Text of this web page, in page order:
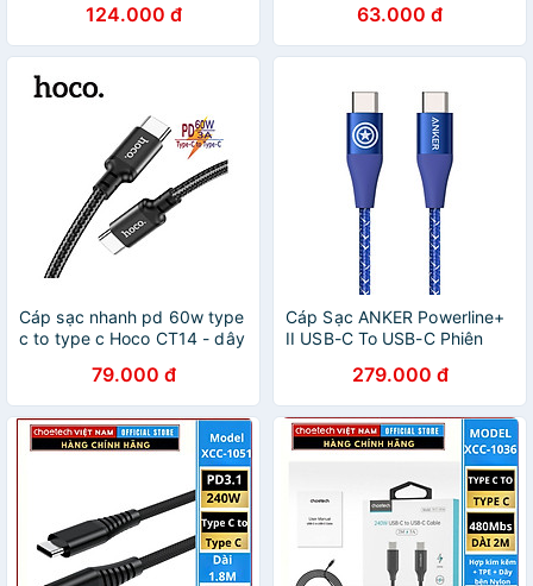
124.000 đ
chính hãng63.000 đ
Cáp sạc nhanh pd 60w type
c to type c Hoco CT14 - dây
macbook samsung oppo
,...vv - hàng chính hãng
79.000 đ
Cáp Sạc ANKER Powerline+
II USB-C To USB-C Phiên
- Hàng Chính Hãng
279.000 đ